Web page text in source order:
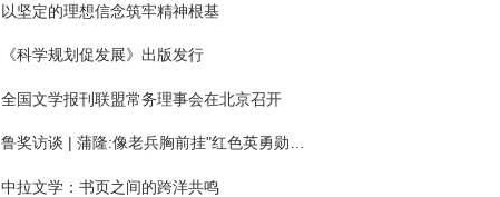
以坚定的理想信念筑牢精神根基
《科学规划促发展》出版发行
全国文学报刊联盟常务理事会在北京召开
鲁奖访谈 | 蒲隆:像老兵胸前挂"红色英勇勋章"
中拉文学：书页之间的跨洋共鸣